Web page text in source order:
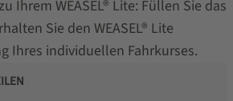
Ihrem WEASEL® Lite: Füllen Sie das
Sie den WEASEL® Lite
Ihres individuellen Fahrkurses.